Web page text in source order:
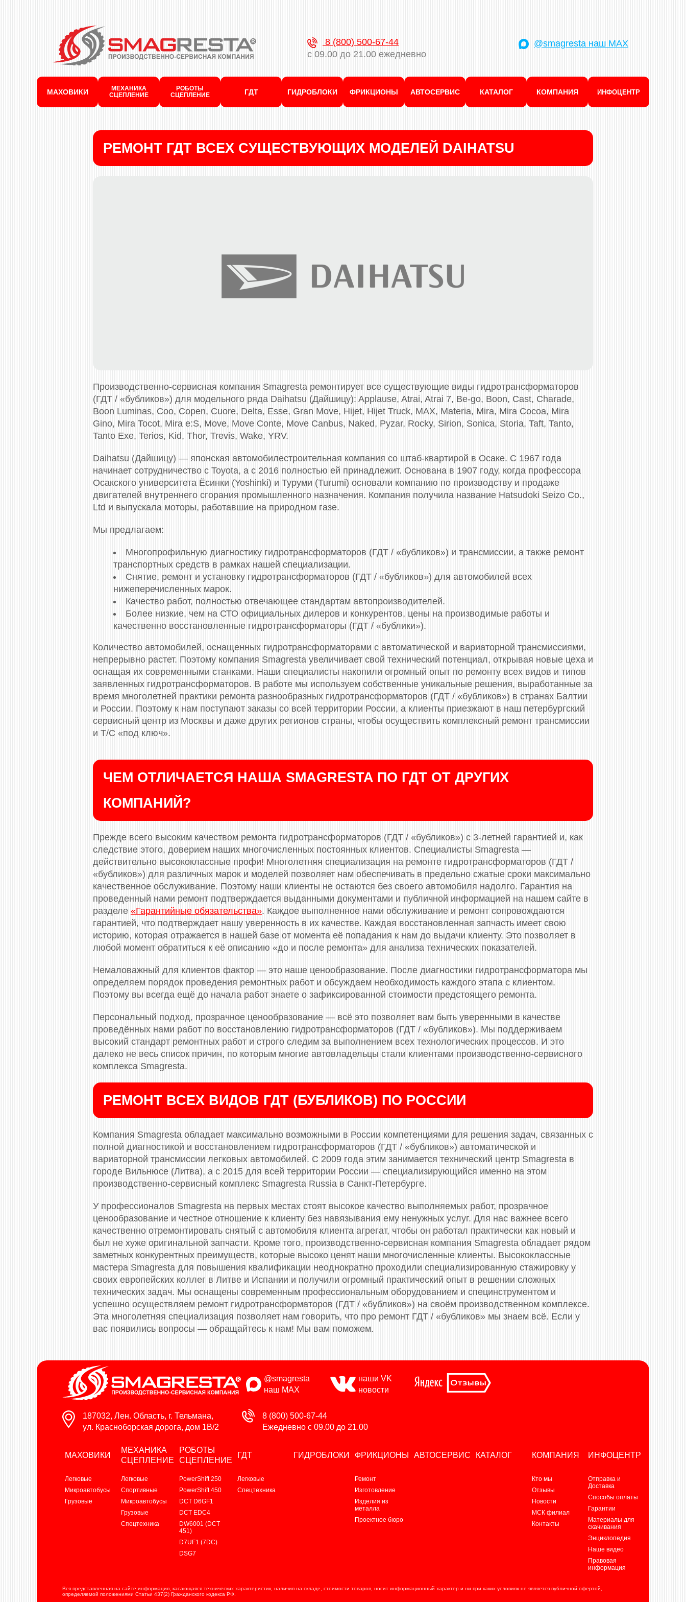
8 (800) 500-67-44
с 09.00 до 21.00 ежедневно
@smagresta наш MAX
МАХОВИКИ
МЕХАНИКА
СЦЕПЛЕНИЕ
РОБОТЫ
СЦЕПЛЕНИЕ
ГДТ ГИДРОБЛОКИ ФРИКЦИОНЫ АВТОСЕРВИС КАТАЛОГ КОМПАНИЯ ИНФОЦЕНТР
РЕМОНТ ГДТ ВСЕХ СУЩЕСТВУЮЩИХ МОДЕЛЕЙ DAIHATSU
Производственно-сервисная компания Smagresta ремонтирует все существующие виды гидротрансформаторов
(ГДТ / «бубликов») для модельного ряда Daihatsu (Дайшицу): Applause, Atrai, Atrai 7, Be-go, Boon, Cast, Charade,
Boon Luminas, Coo, Copen, Cuore, Delta, Esse, Gran Move, Hijet, Hijet Truck, MAX, Materia, Mira, Mira Cocoa, Mira
Gino, Mira Tocot, Mira e:S, Move, Move Conte, Move Canbus, Naked, Pyzar, Rocky, Sirion, Sonica, Storia, Taft, Tanto,
Tanto Exe, Terios, Kid, Thor, Trevis, Wake, YRV.
Daihatsu (Дайшицу) — японская автомобилестроительная компания со штаб-квартирой в Осаке. С 1967 года
начинает сотрудничество с Toyota, а с 2016 полностью ей принадлежит. Основана в 1907 году, когда профессора
Осакского университета Ёсинки (Yoshinki) и Туруми (Turumi) основали компанию по производству и продаже
двигателей внутреннего сгорания промышленного назначения. Компания получила название Hatsudoki Seizo Co.,
Ltd и выпускала моторы, работавшие на природном газе.
Мы предлагаем:
Многопрофильную диагностику гидротрансформаторов (ГДТ / «бубликов») и трансмиссии, а также ремонт
транспортных средств в рамках нашей специализации.
Снятие, ремонт и установку гидротрансформаторов (ГДТ / «бубликов») для автомобилей всех
нижеперечисленных марок.
Качество работ, полностью отвечающее стандартам автопроизводителей.
Более низкие, чем на СТО официальных дилеров и конкурентов, цены на производимые работы и
качественно восстановленные гидротрансформаторы (ГДТ / «бублики»).
Количество автомобилей, оснащенных гидротрансформаторами c автоматической и вариаторной трансмиссиями,
непрерывно растет. Поэтому компания Smagresta увеличивает свой технический потенциал, открывая новые цеха и
оснащая их современными станками. Наши специалисты накопили огромный опыт по ремонту всех видов и типов
заявленных гидротрансформаторов. В работе мы используем собственные уникальные решения, выработанные за
время многолетней практики ремонта разнообразных гидротрансформаторов (ГДТ / «бубликов») в странах Балтии
и России. Поэтому к нам поступают заказы со всей территории России, а клиенты приезжают в наш петербургский
сервисный центр из Москвы и даже других регионов страны, чтобы осуществить комплексный ремонт трансмиссии
и Т/С «под ключ».
ЧЕМ ОТЛИЧАЕТСЯ НАША SMAGRESTA ПО ГДТ ОТ ДРУГИХ
КОМПАНИЙ?
Прежде всего высоким качеством ремонта гидротрансформаторов (ГДТ / «бубликов») с 3-летней гарантией и, как
следствие этого, доверием наших многочисленных постоянных клиентов. Специалисты Smagresta —
действительно высококлассные профи! Многолетняя специализация на ремонте гидротрансформаторов (ГДТ /
«бубликов») для различных марок и моделей позволяет нам обеспечивать в предельно сжатые сроки максимально
качественное обслуживание. Поэтому наши клиенты не остаются без своего автомобиля надолго. Гарантия на
проведенный нами ремонт подтверждается выданными документами и публичной информацией на нашем сайте в
разделе «Гарантийные обязательства». Каждое выполненное нами обслуживание и ремонт сопровождаются
гарантией, что подтверждает нашу уверенность в их качестве. Каждая восстановленная запчасть имеет свою
историю, которая отражается в нашей базе от момента её попадания к нам до выдачи клиенту. Это позволяет в
любой момент обратиться к её описанию «до и после ремонта» для анализа технических показателей.
Немаловажный для клиентов фактор — это наше ценообразование. После диагностики гидротрансформатора мы
определяем порядок проведения ремонтных работ и обсуждаем необходимость каждого этапа с клиентом.
Поэтому вы всегда ещё до начала работ знаете о зафиксированной стоимости предстоящего ремонта.
Персональный подход, прозрачное ценообразование — всё это позволяет вам быть уверенными в качестве
проведённых нами работ по восстановлению гидротрансформаторов (ГДТ / «бубликов»). Мы поддерживаем
высокий стандарт ремонтных работ и строго следим за выполнением всех технологических процессов. И это
далеко не весь список причин, по которым многие автовладельцы стали клиентами производственно-сервисного
комплекса Smagresta.
РЕМОНТ ВСЕХ ВИДОВ ГДТ (БУБЛИКОВ) ПО РОССИИ
Компания Smagresta обладает максимально возможными в России компетенциями для решения задач, связанных с
полной диагностикой и восстановлением гидротрансформаторов (ГДТ / «бубликов») автоматической и
вариаторной трансмиссии легковых автомобилей. С 2009 года этим занимается технический центр Smagresta в
городе Вильнюсе (Литва), а с 2015 для всей территории России — специализирующийся именно на этом
производственно-сервисный комплекс Smagresta Russia в Санкт-Петербурге.
У профессионалов Smagresta на первых местах стоят высокое качество выполняемых работ, прозрачное
ценообразование и честное отношение к клиенту без навязывания ему ненужных услуг. Для нас важнее всего
качественно отремонтировать снятый с автомобиля клиента агрегат, чтобы он работал практически как новый и
был не хуже оригинальной запчасти. Кроме того, производственно-сервисная компания Smagresta обладает рядом
заметных конкурентных преимуществ, которые высоко ценят наши многочисленные клиенты. Высококлассные
мастера Smagresta для повышения квалификации неоднократно проходили специализированную стажировку у
своих европейских коллег в Литве и Испании и получили огромный практический опыт в решении сложных
технических задач. Мы оснащены современным профессиональным оборудованием и специнструментом и
успешно осуществляем ремонт гидротрансформаторов (ГДТ / «бубликов») на своём производственном комплексе.
Эта многолетняя специализация позволяет нам говорить, что про ремонт ГДТ / «бубликов» мы знаем всё. Если у
вас появились вопросы — обращайтесь к нам! Мы вам поможем.
@smagresta
наш MAX
наши VK
новости
187032, Лен. Область, г. Тельмана,
ул. Красноборская дорога, дом 1В/2
8 (800) 500-67-44
Ежедневно с 09.00 до 21.00
МАХОВИКИ
Легковые
Микроавтобусы
Грузовые
МЕХАНИКА
СЦЕПЛЕНИЕ
Легковые
Спортивные
Микроавтобусы
Грузовые
Спецтехника
РОБОТЫ
СЦЕПЛЕНИЕ
PowerShift 250
PowerShift 450
DCT D6GF1
DCT EDC4
DW6001 (DCT
451)
D7UF1 (7DC)
DSG7
ГДТ
Легковые
Спецтехника
ГИДРОБЛОКИ ФРИКЦИОНЫ
Ремонт
Изготовление
Изделия из
металла
Проектное бюро
АВТОСЕРВИС КАТАЛОГ КОМПАНИЯ
Кто мы
Отзывы
Новости
МСК филиал
Контакты
ИНФОЦЕНТР
Отправка и
Доставка
Способы оплаты
Гарантии
Материалы для
скачивания
Энциклопедия
Наше видео
Правовая
информация
Вся представленная на сайте информация, касающаяся технических характеристик, наличия на складе, стоимости товаров, носит информационный характер и ни при каких условиях не является публичной офертой,
определяемой положениями Статьи 437(2) Гражданского кодекса РФ.